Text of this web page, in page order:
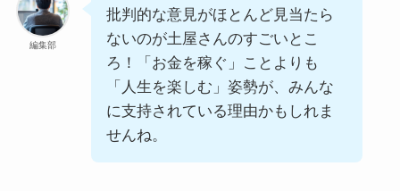
編集部
批判的な意見がほとんど見当たら
ないのが土屋さんのすごいとこ
ろ！「お金を稼ぐ」ことよりも
「人生を楽しむ」姿勢が、みんな
に支持されている理由かもしれま
せんね。